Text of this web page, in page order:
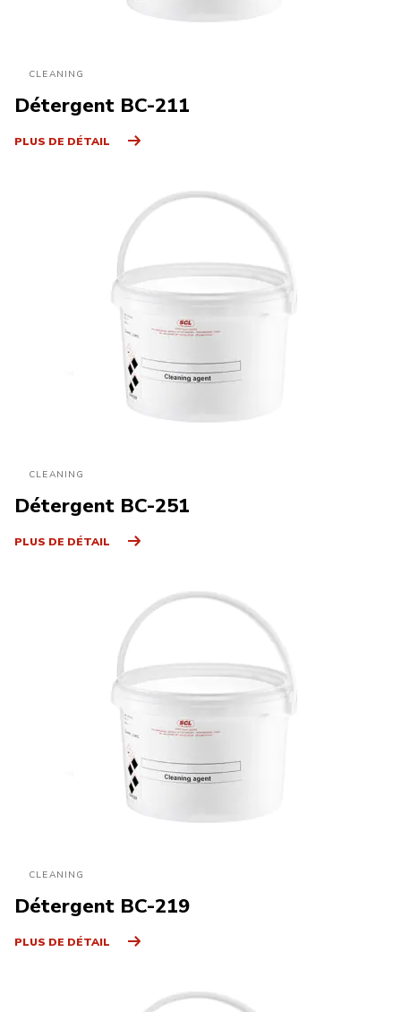
CLEANING
Détergent BC-211
PLUS DE DÉTAIL
CLEANING
Détergent BC-251
PLUS DE DÉTAIL
CLEANING
Détergent BC-219
PLUS DE DÉTAIL